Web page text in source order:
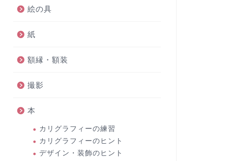
絵の具
紙
額縁・額装
撮影
本
カリグラフィーの練習
カリグラフィーのヒント
デザイン・装飾のヒント